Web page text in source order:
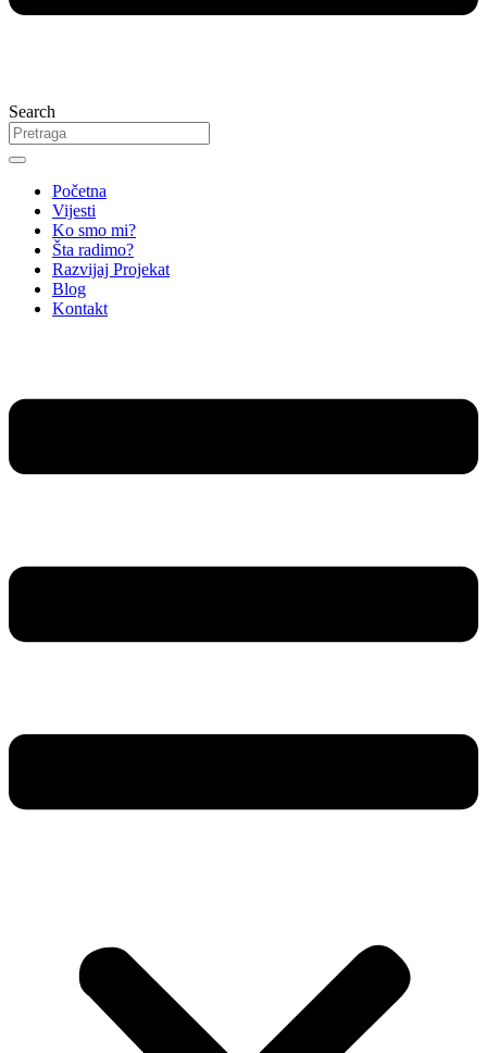
Search
Početna
Vijesti
Ko smo mi?
Šta radimo?
Razvijaj Projekat
Blog
Kontakt